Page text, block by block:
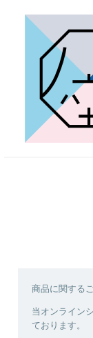
商品に関する
当オンライン
ております。